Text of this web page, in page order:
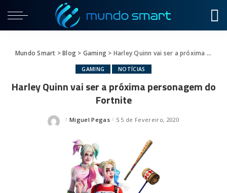
Mundo Smart >Blog > Gaming > Harley Quinn vai ser a próxima personagem do Fortnite
GAMING NOTÍCIAS
Harley Quinn vai ser a próxima personagem do
Fortnite
Posted
Miguel Pegas 5 de Fevereiro, 2020